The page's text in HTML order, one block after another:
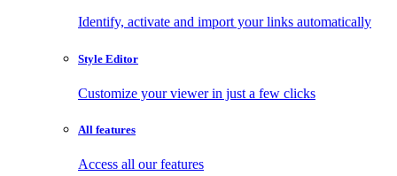
Identify, activate and import your links automatically
Style Editor
Customize your viewer in just a few clicks
All features
Access all our features